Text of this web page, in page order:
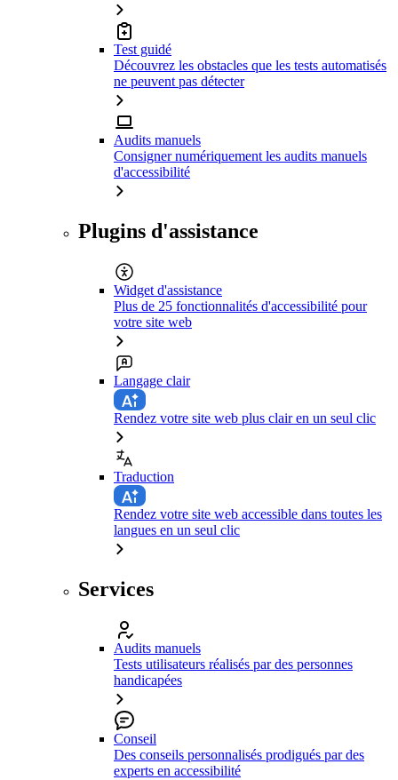
Test guidé
Découvrez les obstacles que les tests automatisés
ne peuvent pas détecter
Audits manuels
Consigner numériquement les audits manuels
d'accessibilité
Plugins d'assistance
Widget d'assistance
Plus de 25 fonctionnalités d'accessibilité pour
votre site web
Langage clair
Rendez votre site web plus clair en un seul clic
Traduction
Rendez votre site web accessible dans toutes les
langues en un seul clic
Services
Audits manuels
Tests utilisateurs réalisés par des personnes
handicapées
Conseil
Des conseils personnalisés prodigués par des
experts en accessibilité